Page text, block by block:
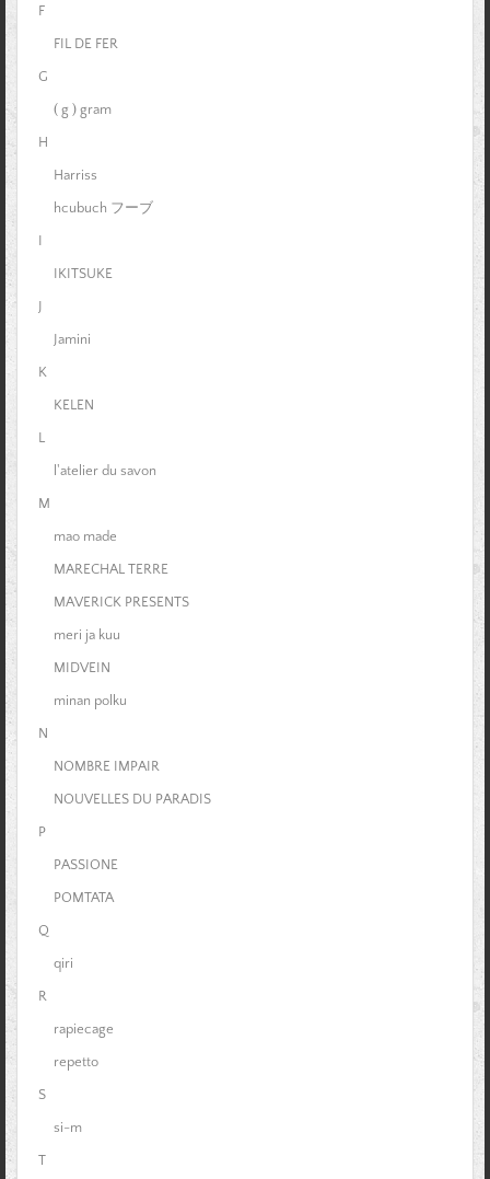
F
FIL DE FER
G
( g ) gram
H
Harriss
hcubuch フーブ
IKITSUKE
Jamini
K
KELEN
L
l'atelier du savon
M
mao made
MARECHAL TERRE
MAVERICK PRESENTS
meri ja kuu
MIDVEIN
minan polku
N
NOMBRE IMPAIR
NOUVELLES DU PARADIS
P
PASSIONE
POMTATA
Q
qiri
R
rapiecage
repetto
S
si-m
T